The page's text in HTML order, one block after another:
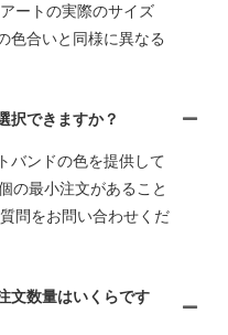
ートの実際のサイズ
色合いと同様に異なる
択できますか？
バンドの色を提供して
の最小注文があること
問をお問い合わせくだ
文数量はいくらです